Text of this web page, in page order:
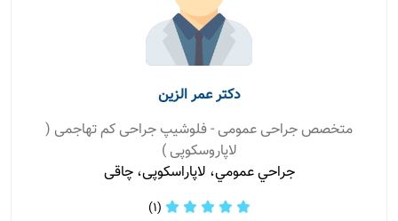
دکتر عمر الزین
متخصص جراحی عمومی - فلوشیپ جراحی کم تهاجمی (
لاپاروسکوپی )
جراحي عمومي، لاپاراسکوپی، چاقی
(1)